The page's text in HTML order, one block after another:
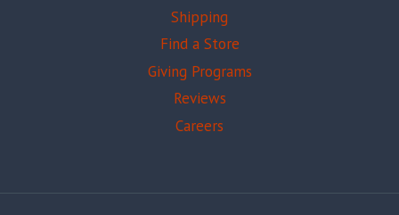
Shipping
Find a Store
Giving Programs
Reviews
Careers